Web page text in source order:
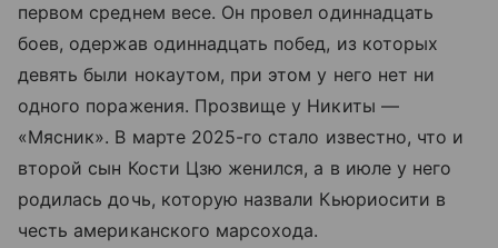
первом среднем весе. Он провел одиннадцать
боев, одержав одиннадцать побед, из которых
девять были нокаутом, при этом у него нет ни
одного поражения. Прозвище у Никиты —
«Мясник». В марте 2025-го стало известно, что и
второй сын Кости Цзю женился, а в июле у него
родилась дочь, которую назвали Кьюриосити в
честь американского марсохода.